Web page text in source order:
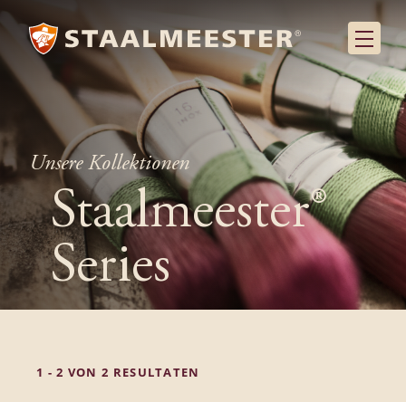
Unsere Kollektionen
Staalmeester®
Series
1 - 2 VON 2 RESULTATEN